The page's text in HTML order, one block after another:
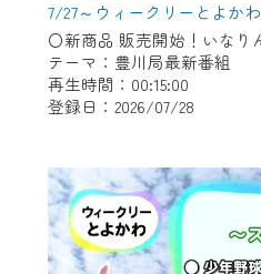
7/27～ウィークリーとよかわ
テーマ：豊川局最新番組
再生時間：00:15:00
登録日：2026/07/28